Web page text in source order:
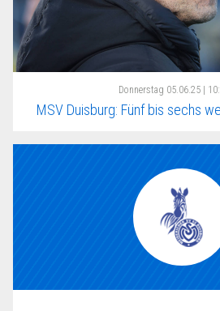
Donnerstag 05.06.25 |
MSV Duisburg: Fünf bis sechs